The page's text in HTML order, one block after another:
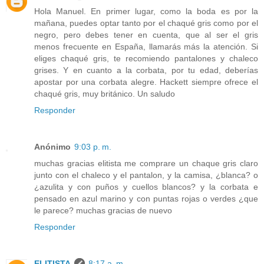
Hola Manuel. En primer lugar, como la boda es por la
mañana, puedes optar tanto por el chaqué gris como por el
negro, pero debes tener en cuenta, que al ser el gris
menos frecuente en España, llamarás más la atención. Si
eliges chaqué gris, te recomiendo pantalones y chaleco
grises. Y en cuanto a la corbata, por tu edad, deberías
apostar por una corbata alegre. Hackett siempre ofrece el
chaqué gris, muy británico. Un saludo
Responder
Anónimo 9:03 p. m.
muchas gracias elitista me comprare un chaque gris claro
junto con el chaleco y el pantalon, y la camisa, ¿blanca? o
¿azulita y con puños y cuellos blancos? y la corbata e
pensado en azul marino y con puntas rojas o verdes ¿que
le parece? muchas gracias de nuevo
Responder